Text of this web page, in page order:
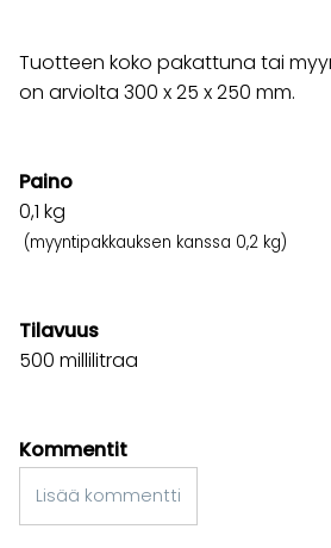
Tuotteen koko pakattuna tai
on arviolta 300 x 25 x 250 mm.
Paino
0,1 kg
(myyntipakkauksen kanssa 0,2 kg)
Tilavuus
500 millilitraa
Kommentit
Lisää kommentti